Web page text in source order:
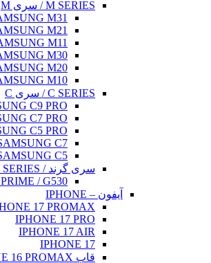
M SERIES / سری M
SAMSUNG M31
SAMSUNG M21
SAMSUNG M11
SAMSUNG M30
SAMSUNG M20
SAMSUNG M10
C SERIES / سری C
SAMSUNG C9 PRO
SAMSUNG C7 PRO
SAMSUNG C5 PRO
SAMSUNG C7
SAMSUNG C5
سری گرند / GRAND SERIES
GRAND PRIME / G530
آیفون – IPHONE
IPHONE 17 PROMAX
IPHONE 17 PRO
IPHONE 17 AIR
IPHONE 17